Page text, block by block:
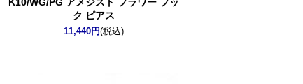
ク ピアス
11,440円(税込)